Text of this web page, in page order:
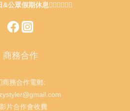
公眾假期休息🙇🏻‍♂️🙇🏻‍♀️
商務合作
商務合作電郵:
片合作會收費